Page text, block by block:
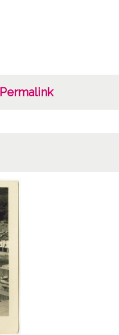
Permalink